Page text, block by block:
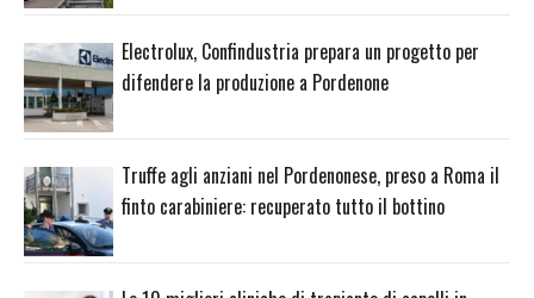
Electrolux, Confindustria prepara un progetto per
difendere la produzione a Pordenone
Truffe agli anziani nel Pordenonese, preso a Roma il
finto carabiniere: recuperato tutto il bottino